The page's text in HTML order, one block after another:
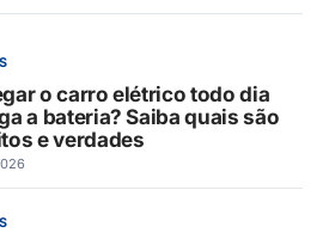
o carro elétrico todo dia
a bateria? Saiba quais são
e verdades